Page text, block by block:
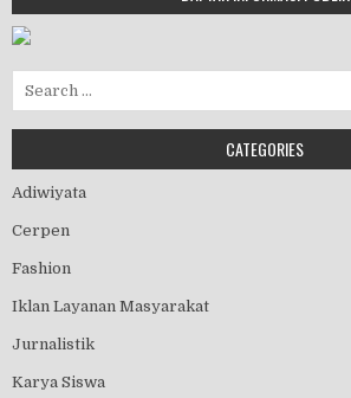
Search for:
CATEGORIES
Adiwiyata
Cerpen
Fashion
Iklan Layanan Masyarakat
Jurnalistik
Karya Siswa